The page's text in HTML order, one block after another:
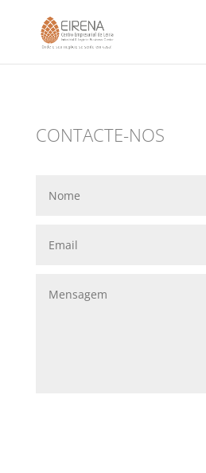
CONTACTE-NOS